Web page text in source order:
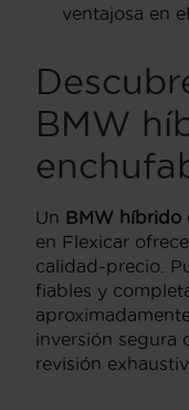
ventajosa en
BMW
Un BMW híbrido
en Flexicar
calidad-precio.
fiables y
inversión segura
revisión